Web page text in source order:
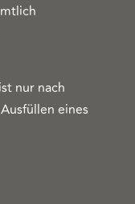
nur nach
eines